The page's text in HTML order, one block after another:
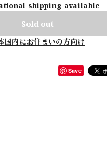
shipping available
Sold out
国内にお住まいの方向け
Save